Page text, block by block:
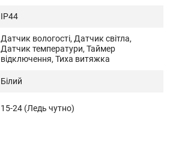
IP44
Датчик вологості, Датчик світла,
Датчик температури, Таймер
відключення, Тиха витяжка
Білий
15-24 (Ледь чутно)